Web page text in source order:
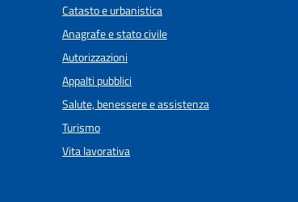
Catasto e urbanistica
Anagrafe e stato civile
Autorizzazioni
Appalti pubblici
Salute, benessere e assistenza
Turismo
Vita lavorativa